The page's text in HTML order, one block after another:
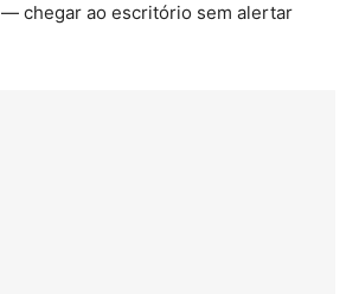
— chegar ao escritório sem alertar